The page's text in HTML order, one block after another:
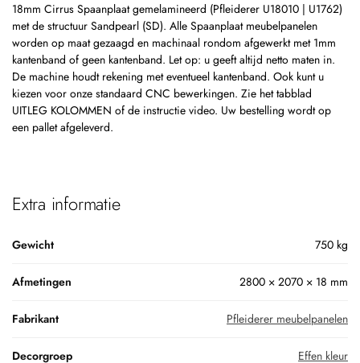
18mm Cirrus Spaanplaat gemelamineerd (Pfleiderer U18010 | U1762)
met de structuur Sandpearl (SD). Alle Spaanplaat meubelpanelen
worden op maat gezaagd en machinaal rondom afgewerkt met 1mm
kantenband of geen kantenband. Let op: u geeft altijd netto maten in.
De machine houdt rekening met eventueel kantenband. Ook kunt u
kiezen voor onze standaard CNC bewerkingen. Zie het tabblad
UITLEG KOLOMMEN of de instructie video. Uw bestelling wordt op
een pallet afgeleverd.
Extra informatie
Gewicht 750 kg
Afmetingen 2800 × 2070 × 18 mm
Fabrikant Pfleiderer meubelpanelen
Decorgroep Effen kleur